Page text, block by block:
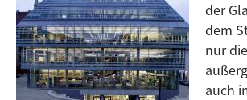
der
dem
nur
auch